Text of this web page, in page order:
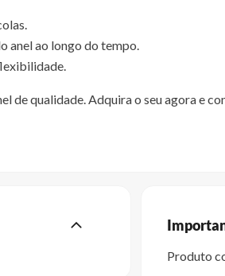
anel ao longo do tempo.
de qualidade. Adquira o seu agora e
Produto